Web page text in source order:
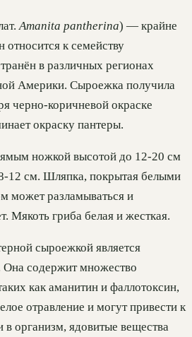
Amanita pantherina) — крайне
к семейству
в различных регионах
Америки. Сыроежка получила
черно-коричневой окраске
окраску пантеры.
ножкой высотой до 12-20 см
12 см. Шляпка, покрытая белыми
может разламываться и
Мякоть гриба белая и жесткая.
сыроежкой является
содержит множество
как аманитин и фаллотоксин,
отравление и могут привести к
организм, ядовитые вещества